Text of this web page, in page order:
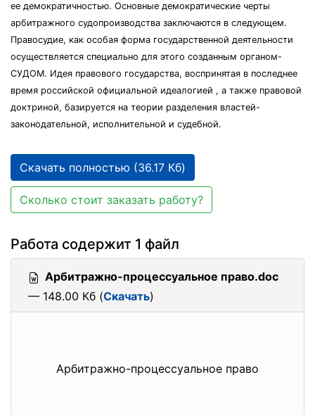
ее демократичностью. Основные демократические черты
арбитражного судопроизводства заключаются в следующем.
Правосудие, как особая форма государственной деятельности
осуществляется специально для этого созданным органом-
СУДОМ. Идея правового государства, воспринятая в последнее
время российской официальной идеалогией , а также правовой
доктриной, базируется на теории разделения властей-
законодательной, исполнительной и судебной.
Скачать полностью (36.17 Кб)
Сколько стоит заказать работу?
Работа содержит 1 файл
Арбитражно-процессуальное право.doc
— 148.00 Кб (Скачать)
Арбитражно-процессуальное право